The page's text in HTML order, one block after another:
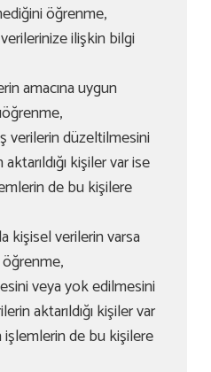
öğrenme,
ilişkin bilgi
amacına uygun
verilerin düzeltilmesini
kişiler var ise
de bu kişilere
kişisel verilerin varsa
öğrenme,
veya yok edilmesini
aktarıldığı kişiler var
işlemlerin de bu kişilere